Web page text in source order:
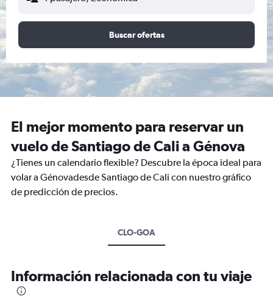
Buscar ofertas
El mejor momento para reservar un
vuelo de Santiago de Cali a Génova
¿Tienes un calendario flexible? Descubre la época ideal para
volar a Génovadesde Santiago de Cali con nuestro gráfico
de predicción de precios.
CLO-GOA
Información relacionada con tu viaje